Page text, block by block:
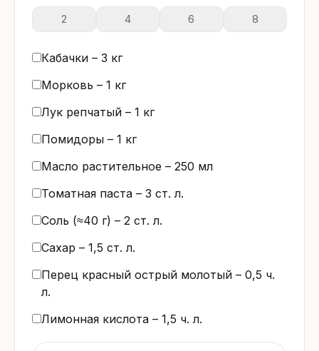
2 4 6 8
Кабачки – 3 кг
Морковь – 1 кг
Лук репчатый – 1 кг
Помидоры – 1 кг
Масло растительное – 250 мл
Томатная паста – 3 ст. л.
Соль (≈40 г) – 2 ст. л.
Сахар – 1,5 ст. л.
Перец красный острый молотый – 0,5 ч.
л.
Лимонная кислота – 1,5 ч. л.